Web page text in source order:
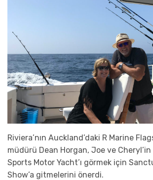
Riviera’nın Auckland’daki R Marine
müdürü Dean Horgan, Joe ve
Sports Motor Yacht’ı görmek için
Show’a gitmelerini önerdi.